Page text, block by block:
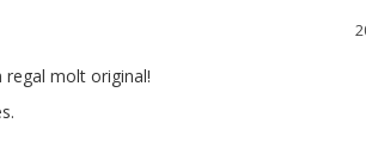
regal molt original!